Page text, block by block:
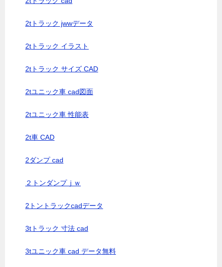
2tトラック jwwデータ
2tトラック イラスト
2tトラック サイズ CAD
2tユニック車 cad図面
2tユニック車 性能表
2t車 CAD
2ダンプ cad
２トンダンプｊｗ
2トントラックcadデータ
3tトラック 寸法 cad
3tユニック車 cad データ無料